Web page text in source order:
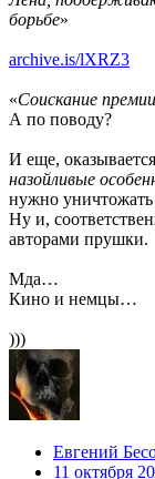
борьбе»
archive.is/lXRZ3
«Соискание премии
А по поводу?
И еще,
назойливые
нужно уничтожать
Ну и,
авторами прушки.
Мда…
Кино и немцы…
)))
Евгений
11 октября